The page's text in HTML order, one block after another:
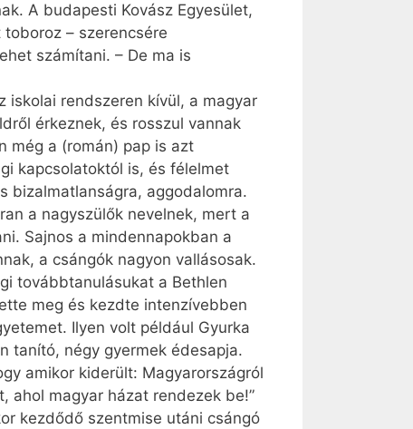
A budapesti Kovász Egyesület,
– szerencsére
számítani. – De ma is
iskolai rendszeren kívül, a magyar
érkeznek, és rosszul vannak
még a (román) pap is azt
kapcsolatoktól is, és félelmet
bizalmatlanságra, aggodalomra.
a nagyszülők nevelnek, mert a
Sajnos a mindennapokban a
a csángók nagyon vallásosak.
továbbtanulásukat a Bethlen
meg és kezdte intenzívebben
Ilyen volt például Gyurka
tanító, négy gyermek édesapja.
amikor kiderült: Magyarországról
ahol magyar házat rendezek be!”
kezdődő szentmise utáni csángó